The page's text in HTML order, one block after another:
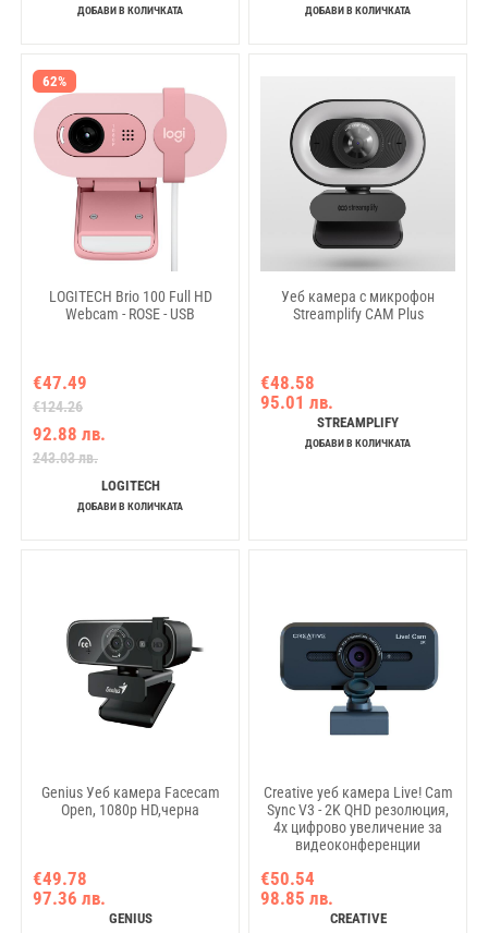
ДОБАВИ В КОЛИЧКАТА ДОБАВИ В КОЛИЧКАТА
LOGITECH Brio 100 Full HD
Webcam - ROSE - USB
€47.49
62%
€124.26
92.88 лв.
243.03 лв.
LOGITECH
ДОБАВИ В КОЛИЧКАТА
Уеб камера с микрофон
Streamplify CAM Plus
€48.58
95.01 лв.
STREAMPLIFY
ДОБАВИ В КОЛИЧКАТА
Genius Уеб камера Facecam
Open, 1080p HD,черна
€49.78
97.36 лв.
GENIUS
Creative уеб камера Live! Cam
Sync V3 - 2K QHD резолюция,
4x цифрово увеличение за
видеоконференции
€50.54
98.85 лв.
CREATIVE